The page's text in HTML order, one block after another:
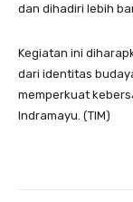
dan dihadiri lebih
Kegiatan ini
dari identitas
memperkuat
Indramayu. (TIM)